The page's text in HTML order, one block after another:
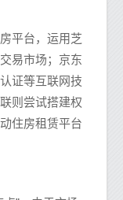
平台，运用芝
易市场；京东
证等互联网技
则尝试搭建权
住房租赁平台